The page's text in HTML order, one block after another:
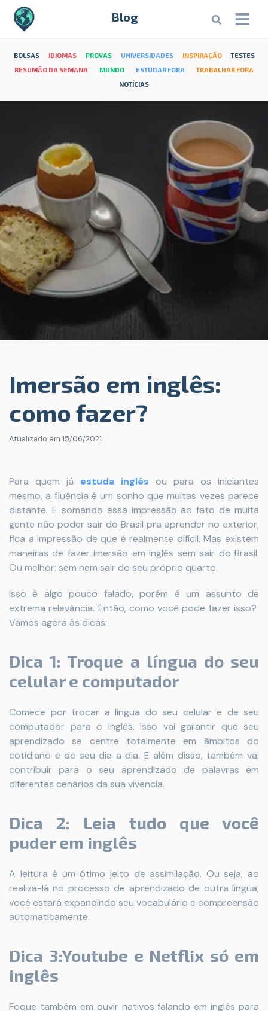
Blog
BOLSAS IDIOMAS PROVAS UNIVERSIDADES INSPIRAÇÃO
TESTES
RESUMÃO DA SEMANA
MUNDO ESTUDAR FORA
TRABALHAR FORA
NOTÍCIAS
Imersão em inglês:
como fazer?
Atualizado em 15/06/2021
Para quem já estuda inglês ou para os iniciantes
mesmo, a fluência é um sonho que muitas vezes parece
distante. E somando essa impressão ao fato de muita
gente não poder sair do Brasil pra aprender no exterior,
fica a impressão de que é realmente difícil. Mas existem
maneiras de fazer imersão em inglês sem sair do Brasil.
Ou melhor: sem nem sair do seu próprio quarto.
Isso é algo pouco falado, porém é um assunto de
extrema relevância. Então, como você pode fazer isso?
Vamos agora às dicas:
Dica 1: Troque a língua do seu
celular e computador
Comece por trocar a língua do seu celular e de seu
computador para o inglês. Isso vai garantir que seu
aprendizado se centre totalmente em âmbitos do
cotidiano e de seu dia a dia. E além disso, também vai
contribuir para o seu aprendizado de palavras em
diferentes cenários da sua vivencia.
Dica 2: Leia tudo que você
puder em inglês
A leitura é um ótimo jeito de assimilação. Ou seja, ao
realiza-lá no processo de aprendizado de outra língua,
você estará expandindo seu vocabulário e compreensão
automaticamente.
Dica 3:Youtube e Netflix só em
inglês
Foque também em ouvir nativos falando em inglês para